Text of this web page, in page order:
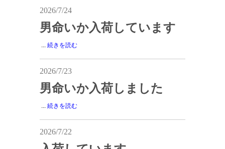
2026/7/24
男命いか入荷しています
続きを読む
2026/7/23
男命いか入荷しました
続きを読む
2026/7/22